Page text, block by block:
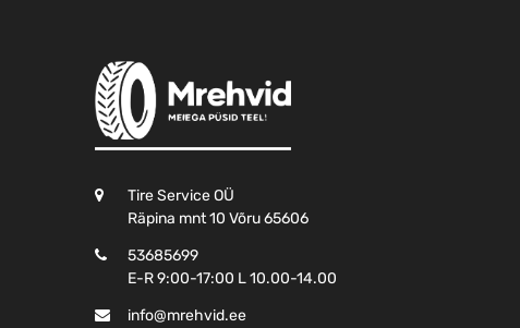
Tire Service OÜ
Räpina mnt 10 Võru 65606
53685699
E-R 9:00-17:00 L 10.00-14.00
info@mrehvid.ee